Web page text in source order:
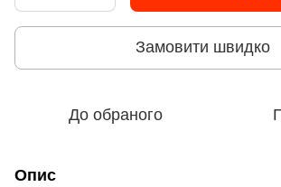
Замовити швидко
До обраного
Опис